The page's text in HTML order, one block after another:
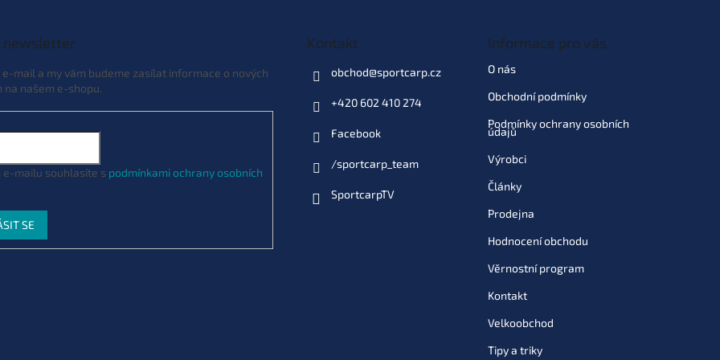
newsletter
mail a my vám budeme zasílat informace o nových
na našem e-shopu.
e-mailu souhlasíte s podmínkami ochrany osobních
SE
Kontakt
obchod@sportcarp.cz
+420 602 410 274
Facebook
/sportcarp_team
SportcarpTV
Informace pro vás
O nás
Obchodní podmínky
Podmínky ochrany osobních
údajů
Výrobci
Články
Prodejna
Hodnocení obchodu
Věrnostní program
Kontakt
Velkoobchod
Tipy a triky